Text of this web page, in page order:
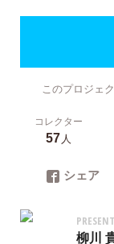
このプロジェ
コレクター
57人
シェア
柳川